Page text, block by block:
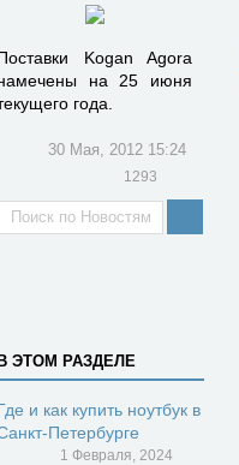
Kogan Agora
на 25 июня
года.
30 Мая, 2012 15:24
1293
ЭТОМ РАЗДЕЛЕ
и как купить ноутбук в
Петербурге
1 Февраля, 2024